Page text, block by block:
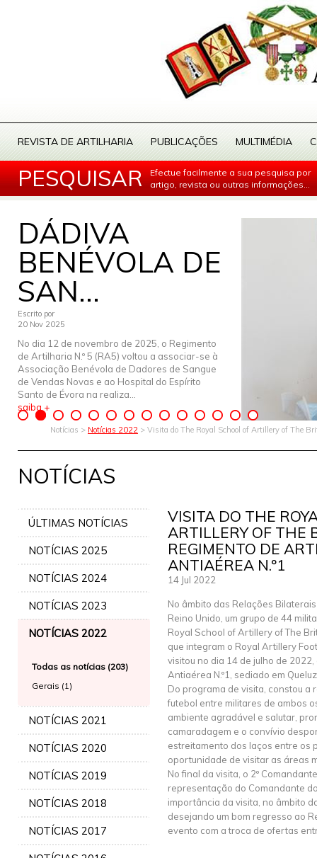
REVISTA DE ARTILHARIA PUBLICAÇÕES MULTIMÉDIA
PESQUISAR
Efectue facilmente a sua pesquisa por
artigo, revista ou outras informações...
DÁDIVA
BENÉVOLA DE
SAN...
Escrito por
20 Nov 2025
No dia 12 de novembro de 2025, o Regimento
de Artilharia N.º 5 (RA5) voltou a associar-se à
Associação Benévola de Dadores de Sangue
de Vendas Novas e ao Hospital do Espírito
Santo de Évora na realiza...
saiba +
Notícias > Notícias 2022 > Visita do The Royal School of Artillery of The
NOTÍCIAS
ÚLTIMAS NOTÍCIAS
NOTÍCIAS 2025
NOTÍCIAS 2024
NOTÍCIAS 2023
NOTÍCIAS 2022
Todas as notícias (203)
Gerais (1)
NOTÍCIAS 2021
NOTÍCIAS 2020
NOTÍCIAS 2019
NOTÍCIAS 2018
NOTÍCIAS 2017
VISITA DO THE
ARTILLERY OF THE
REGIMENTO DE
ANTIAÉREA N.º1
14 Jul 2022
No âmbito das Relações
Reino Unido, um grupo de 44
Royal School of Artillery of The
que integram o Royal Artillery
visitou no dia 14 de julho de
Antiaérea N.º1, sediado em
Do programa de visita, constou a
futebol entre militares de ambos
ambiente agradável e salutar,
camaradagem e o convívio
estreitamento dos laços entre os
oportunidade de visitar as áreas
No final da visita, o 2º
representação do Comandante
importância da visita, no âmbito
desejando um bom regresso ao
evento com a troca de ofertas